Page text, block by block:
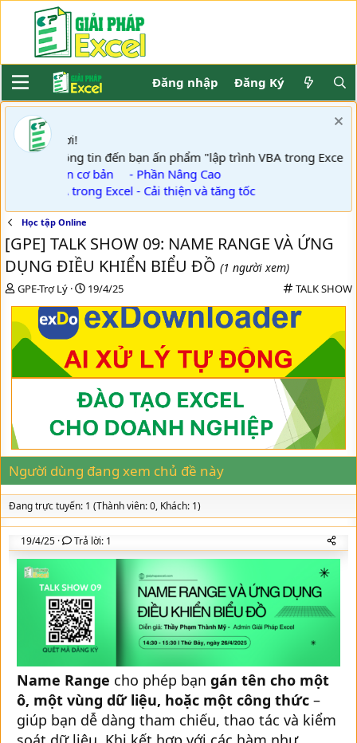
Đăng nhập Đăng Ký
Khách
ơi!
GPE thông tin đến bạn ấn phẩm "lập trình VBA trong Excel":
- Phần cơ bản
- Phần Nâng Cao
- VBA trong Excel - Cải thiện và tăng tốc
Học tập Online
[GPE] TALK SHOW 09: NAME RANGE VÀ ỨNG
DỤNG ĐIỀU KHIỂN BIỂU ĐỒ (1 người xem)
C
t
e
o
r
TALK SHOW
T
a
s
e
r
GPE-Trợ Lý
N
à
y
i
19/4/25
Người dùng đang xem chủ đề này
Đang trực tuyến: 1 (Thành viên: 0, Khách: 1)
19/4/25 Trả lời: 1
Name Range cho phép bạn gán tên cho một
ô, một vùng dữ liệu, hoặc một công thức –
giúp bạn dễ dàng tham chiếu, thao tác và kiểm